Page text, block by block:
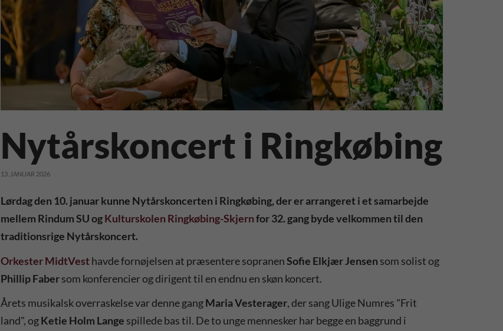
Nytårskoncert i Ringkøbing
13. JANUAR 2026
Lørdag den 10. januar kunne Nytårskoncerten i Ringkøbing, der er arrangeret i et samarbejde
mellem Rindum SU ogKulturskolen Ringkøbing-Skjernfor 32. gang byde velkommen til den
traditionsrige Nytårskoncert.
Orkester MidtVesthavde fornøjelsen at præsentere sopranenSofie Elkjær Jensen som solist og
Phillip Fabersom konferencier og dirigent til en endnu en skøn koncert.
Årets musikalsk overraskelse var denne gangMaria Vesterager, der sang Ulige Numres "Frit
land", ogKetie Holm Lange spillede bas til. De to unge mennesker har begge en baggrund i